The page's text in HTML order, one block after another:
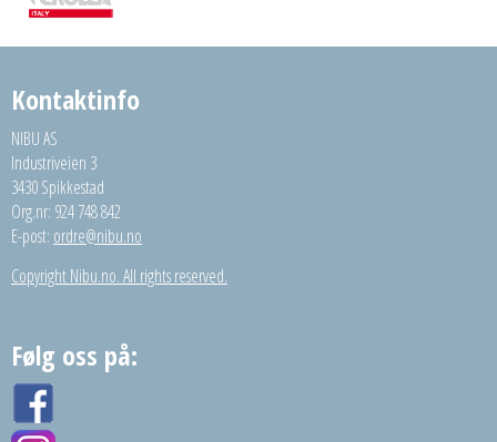
Kontaktinfo
NIBU AS
Industriveien 3
3430 Spikkestad
Org.nr: 924 748 842
E-post: ordre@nibu.no
Copyright Nibu.no. All rights reserved.
Følg oss på: